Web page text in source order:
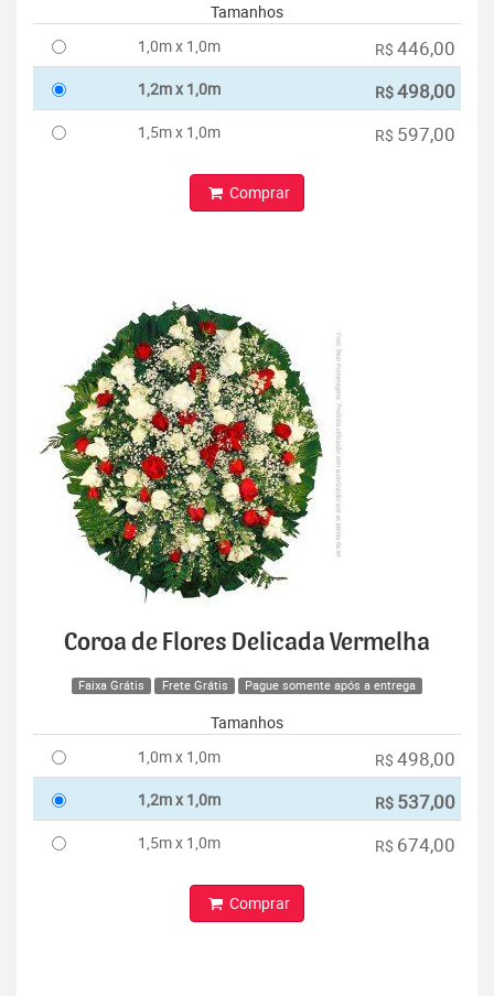
Tamanhos
1,0m x 1,0m
R$ 446,00
1,2m x 1,0m R$498,00
1,5m x 1,0m R$ 597,00
Comprar
Coroa de Flores Delicada Vermelha
Faixa Grátis Frete Grátis Pague somente após a entrega
Tamanhos
1,0m x 1,0m
R$ 498,00
1,2m x 1,0m R$ 537,00
1,5m x 1,0m R$ 674,00
Comprar